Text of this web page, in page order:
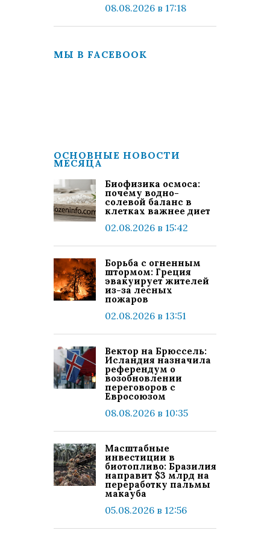
08.08.2026 в 17:18
МЫ В FACEBOOK
ОСНОВНЫЕ НОВОСТИ
МЕСЯЦА
Биофизика осмоса:
почему водно-
солевой баланс в
клетках важнее диет
02.08.2026 в 15:42
Борьба с огненным
штормом: Греция
эвакуирует жителей
из-за лесных
пожаров
02.08.2026 в 13:51
Вектор на Брюссель:
Исландия назначила
референдум о
возобновлении
переговоров с
Евросоюзом
08.08.2026 в 10:35
Масштабные
инвестиции в
биотопливо: Бразилия
направит $3 млрд на
переработку пальмы
макауба
05.08.2026 в 12:56